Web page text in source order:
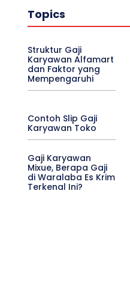
Topics
Struktur Gaji
Karyawan Alfamart
dan Faktor yang
Mempengaruhi
Contoh Slip Gaji
Karyawan Toko
Gaji Karyawan
Mixue, Berapa Gaji
di Waralaba Es Krim
Terkenal Ini?